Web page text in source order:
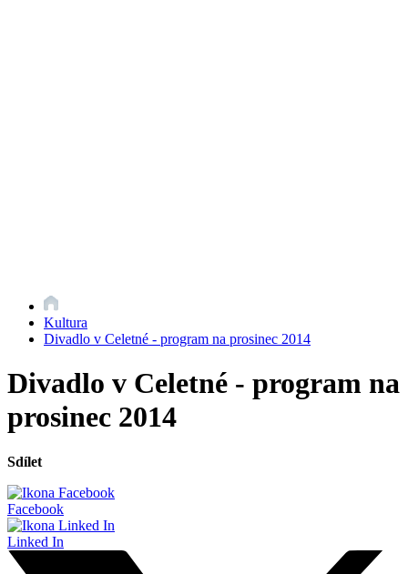
Kultura
Divadlo v Celetné - program na prosinec 2014
Divadlo v Celetné - program na
prosinec 2014
Sdílet
Facebook
Linked In